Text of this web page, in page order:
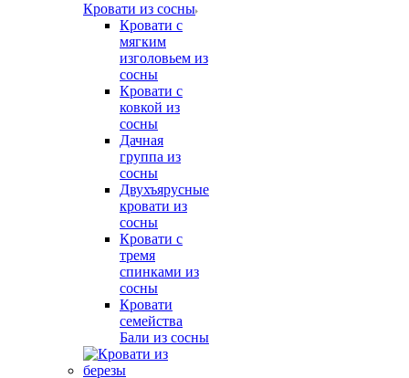
Кровати из сосны
Кровати с
мягким
изголовьем из
сосны
Кровати с
ковкой из
сосны
Дачная
группа из
сосны
Двухъярусные
кровати из
сосны
Кровати с
тремя
спинками из
сосны
Кровати
семейства
Бали из сосны